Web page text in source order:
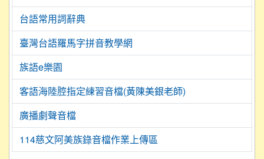
台語常用詞辭典
臺灣台語羅馬字拼音教學網
族語e樂園
客語海陸腔指定練習音檔(黃陳美銀老師)
廣播劇聲音檔
114慈文阿美族錄音檔作業上傳區